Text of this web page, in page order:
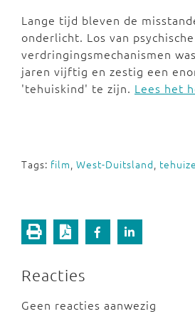
Lange tijd bleven de
onderlicht. Los van psychische
verdringingsmechanismen
jaren vijftig en zestig een
'tehuiskind' te zijn. Lees het
Tags: film, West-Duitsland,
Reacties
Geen reacties aanwezig